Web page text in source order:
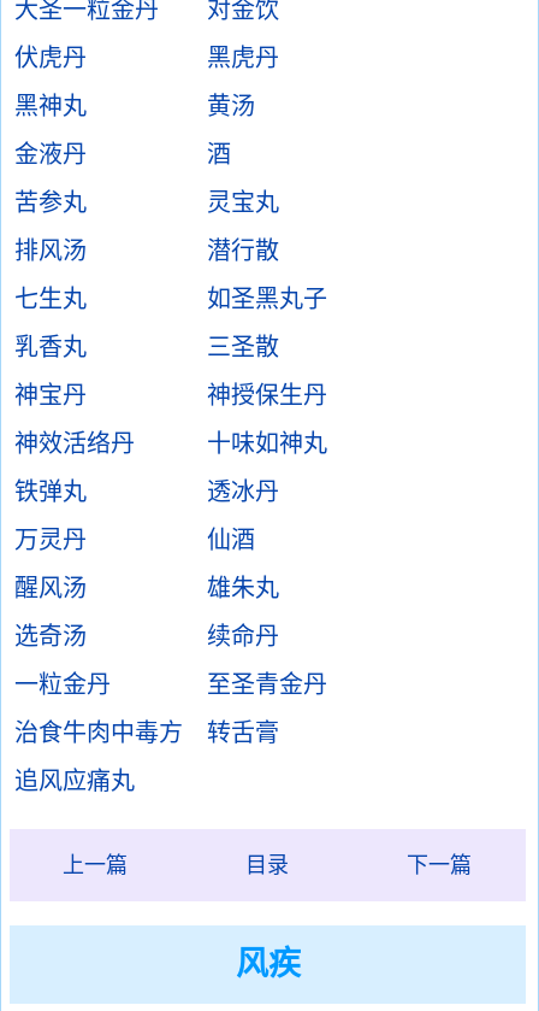
大圣一粒金丹
对金饮
伏虎丹
黑虎丹
黑神丸
黄汤
金液丹
酒
苦参丸
灵宝丸
排风汤
潜行散
七生丸
如圣黑丸子
乳香丸
三圣散
神宝丹
神授保生丹
神效活络丹
十味如神丸
铁弹丸
透冰丹
万灵丹
仙酒
醒风汤
雄朱丸
选奇汤
续命丹
一粒金丹
至圣青金丹
治食牛肉中毒方
转舌膏
追风应痛丸
上一篇 目录 下一篇
风疾